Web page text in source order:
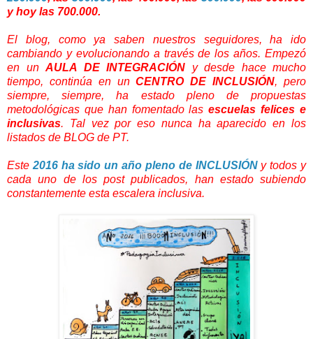
y hoy las 700.000.
El blog, como ya saben nuestros seguidores, ha ido
cambiando y evolucionando a través de los años. Empezó
en un AULA DE INTEGRACIÓN y desde hace mucho
tiempo, continúa en unCENTRO DE INCLUSIÓN, pero
siempre, siempre, ha estado pleno de propuestas
metodológicas que han fomentado lasescuelas felices e
inclusivas. Tal vez por eso nunca ha aparecido en los
listados de BLOG de PT.
Este 2016 ha sido un año pleno de INCLUSIÓNy todos y
cada uno de los post publicados, han estado subiendo
constantemente esta escalera inclusiva.